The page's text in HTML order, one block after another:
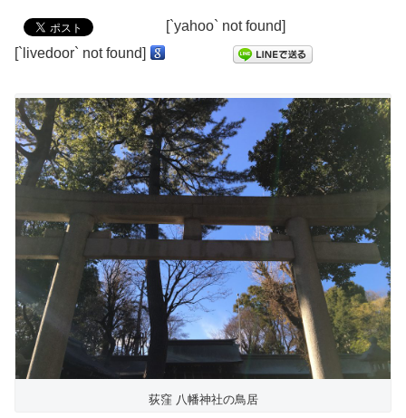
[`yahoo` not found]
[`livedoor` not found]
荻窪 八幡神社の鳥居